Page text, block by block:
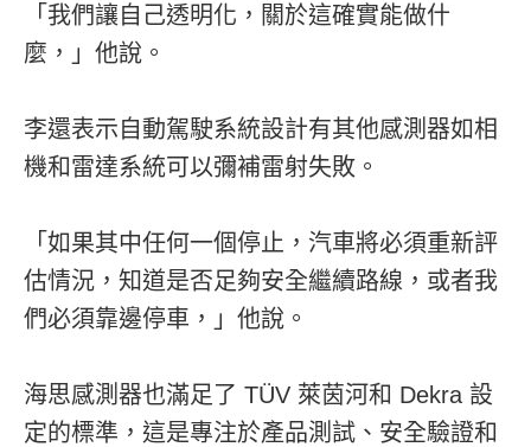
「我們讓自己透明化，關於這確實能做什
麼，」他說。
李還表示自動駕駛系統設計有其他感測器如相
機和雷達系統可以彌補雷射失敗。
「如果其中任何一個停止，汽車將必須重新評
估情況，知道是否足夠安全繼續路線，或者我
們必須靠邊停車，」他說。
海思感測器也滿足了 TÜV 萊茵河和 Dekra 設
定的標準，這是專注於產品測試、安全驗證和